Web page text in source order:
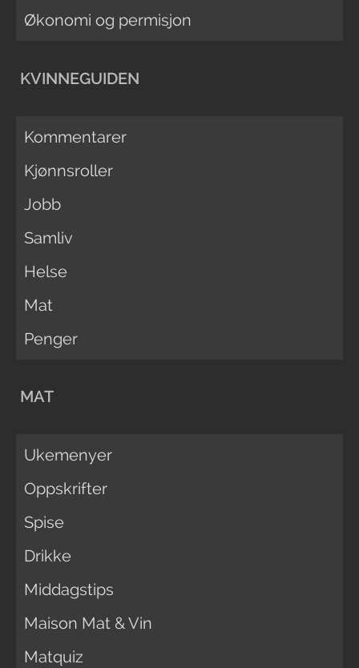
Økonomi og permisjon
KVINNEGUIDEN
Kommentarer
Kjønnsroller
Jobb
Samliv
Helse
Mat
Penger
MAT
Ukemenyer
Oppskrifter
Spise
Drikke
Middagstips
Maison Mat & Vin
Matquiz